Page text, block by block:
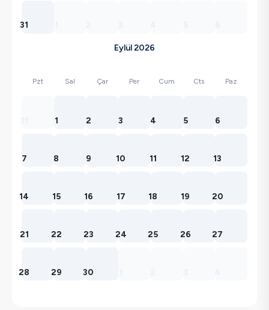
31
Eylül 2026
Pzt Sal Çar Per Cum Cts Paz
1 2 3 4 5 6
7 8 9 10 11 12 13
14 15 16 17 18 19 20
21 22 23 24 25 26 27
28 29 30